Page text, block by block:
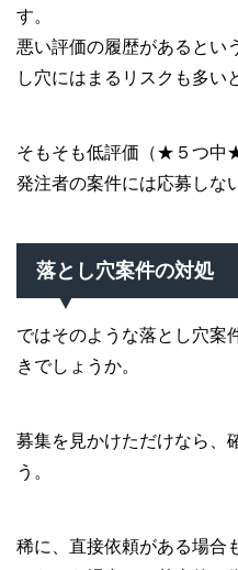
す。
悪い評価の履歴があるとい
し穴にはまるリスクも多い
そもそも低評価（★５つ中
発注者の案件には応募しな
落とし穴案件の対処
ではそのような落とし穴案
きでしょうか。
募集を見かけただけなら、
う。
稀に、直接依頼がある場合